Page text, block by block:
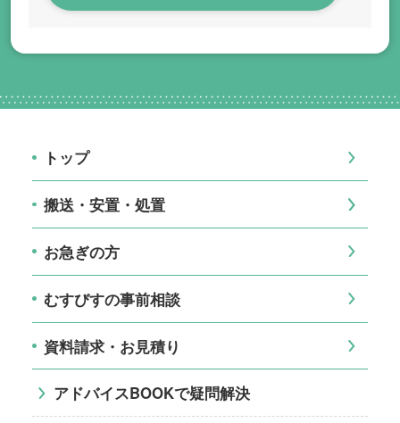
トップ
搬送・安置・処置
お急ぎの方
むすびすの事前相談
資料請求・お見積り
アドバイスBOOKで疑問解決